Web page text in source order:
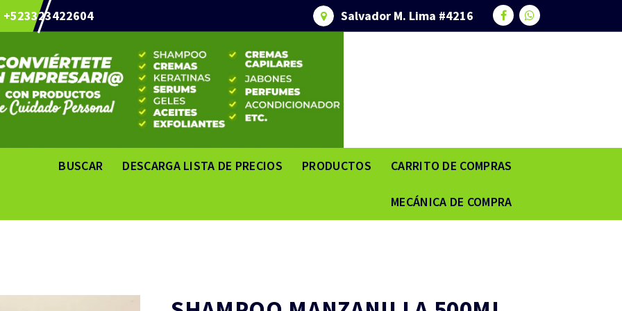
+523323422604 Salvador M. Lima #4216
BUSCAR DESCARGA LISTA DE PRECIOS PRODUCTOS CARRITO DE COMPRAS
MECÁNICA DE COMPRA